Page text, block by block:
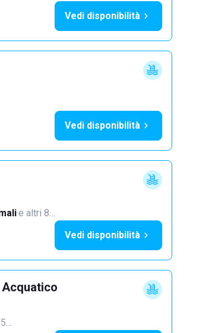
Vedi disponibilità
Vedi disponibilità
·e altri 8…
Vedi disponibilità